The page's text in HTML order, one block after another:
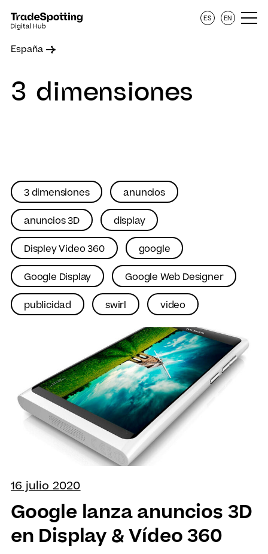
España
ES EN
3 dimensiones
3 dimensiones anuncios
anuncios 3D display
Displey Video 360 google
Google Display Google Web Designer
publicidad swirl video
16 julio 2020
Google lanza anuncios 3D
en Display & Vídeo 360